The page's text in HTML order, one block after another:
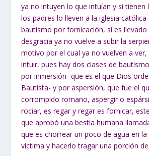
ya no intuyen lo que intuían y si tienen
los padres lo lleven a la iglesia católica
bautismo por fornicación, si es
desgracia ya no vuelve a subir la
motivo por el cual ya no vuelven a ver,
intuir, pues hay dos clases de
por inmersión- que es el que Dios
Bautista- y por aspersión, que fue el
corrompido romano, aspergir o
rociar, es regar y regar es fornicar,
que aprobó una bestia humana
que es chorrear un poco de agua en la
víctima y hacerlo tragar una porción de